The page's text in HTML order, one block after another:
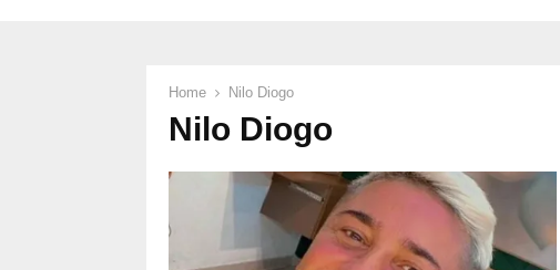
Home Nilo Diogo
Nilo Diogo